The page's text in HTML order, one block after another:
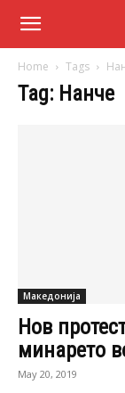
Home Tags
Tag: Нанче
Македонија
Нов
минарето
May 20, 2019